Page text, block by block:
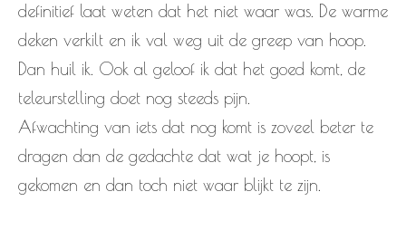
definitief laat weten dat het niet waar was. De warme
deken verkilt en ik val weg uit de greep van hoop.
Dan huil ik. Ook al geloof ik dat het goed komt, de
teleurstelling doet nog steeds pijn.
Afwachting van iets dat nog komt is zoveel beter te
dragen dan de gedachte dat wat je hoopt, is
gekomen en dan toch niet waar blijkt te zijn.